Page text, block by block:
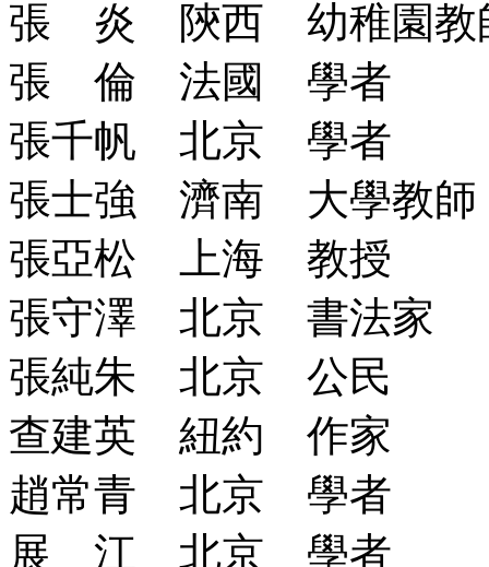
張 炎 陝西 幼稚園教
張 倫 法國 學者
張千帆 北京 學者
張士強 濟南 大學教師
張亞松 上海 教授
張守澤 北京 書法家
張純朱 北京 公民
查建英 紐約 作家
趙常青 北京 學者
展 江 北京 學者